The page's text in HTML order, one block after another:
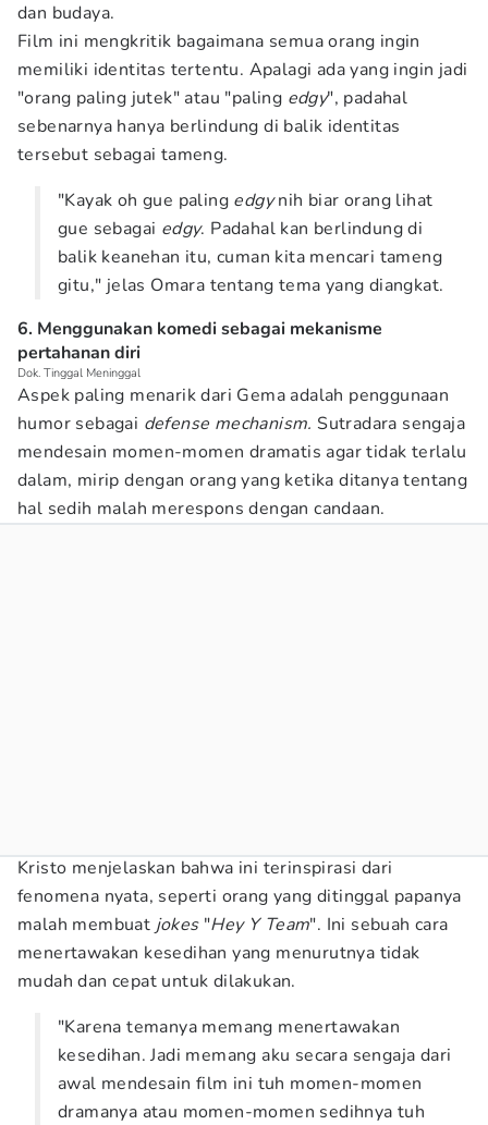
dan budaya.
Film ini mengkritik bagaimana semua orang ingin
memiliki identitas tertentu. Apalagi ada yang ingin jadi
"orang paling jutek" atau "paling edgy", padahal
sebenarnya hanya berlindung di balik identitas
tersebut sebagai tameng.
"Kayak oh gue paling edgynih biar orang lihat
gue sebagai edgy. Padahal kan berlindung di
balik keanehan itu, cuman kita mencari tameng
gitu," jelas Omara tentang tema yang diangkat.
6. Menggunakan komedi sebagai mekanisme
pertahanan diri
Dok. Tinggal Meninggal
Aspek paling menarik dari Gema adalah penggunaan
humor sebagai defense mechanism. Sutradara sengaja
mendesain momen-momen dramatis agar tidak terlalu
dalam, mirip dengan orang yang ketika ditanya tentang
hal sedih malah merespons dengan candaan.
Kristo menjelaskan bahwa ini terinspirasi dari
fenomena nyata, seperti orang yang ditinggal papanya
malah membuat jokes"Hey Y Team". Ini sebuah cara
menertawakan kesedihan yang menurutnya tidak
mudah dan cepat untuk dilakukan.
"Karena temanya memang menertawakan
kesedihan. Jadi memang aku secara sengaja dari
awal mendesain film ini tuh momen-momen
dramanya atau momen-momen sedihnya tuh